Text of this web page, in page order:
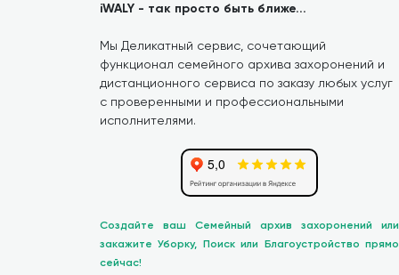
iWALY - так просто быть ближе...
Мы Деликатный сервис, сочетающий
функционал семейного архива захоронений и
дистанционного сервиса по заказу любых услуг
с проверенными и профессиональными
исполнителями.
Создайте ваш Семейный архив захоронений или
закажите Уборку, Поиск или Благоустройство прямо
сейчас!